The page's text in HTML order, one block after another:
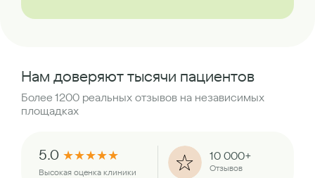
Нам доверяют тысячи пациентов
Более 1200 реальных отзывов на независимых
площадках
5.0 ★★★★★
Высокая оценка клиники
10 000+
Отзывов